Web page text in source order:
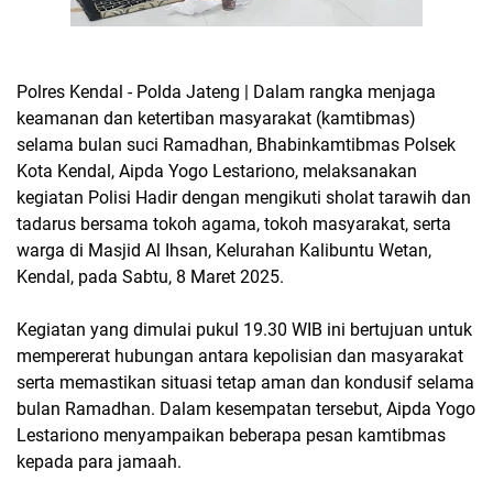
Polres Kendal - Polda Jateng | Dalam rangka menjaga
keamanan dan ketertiban masyarakat (kamtibmas)
selama bulan suci Ramadhan, Bhabinkamtibmas Polsek
Kota Kendal, Aipda Yogo Lestariono, melaksanakan
kegiatan Polisi Hadir dengan mengikuti sholat tarawih dan
tadarus bersama tokoh agama, tokoh masyarakat, serta
warga di Masjid Al Ihsan, Kelurahan Kalibuntu Wetan,
Kendal, pada Sabtu, 8 Maret 2025.
Kegiatan yang dimulai pukul 19.30 WIB ini bertujuan untuk
mempererat hubungan antara kepolisian dan masyarakat
serta memastikan situasi tetap aman dan kondusif selama
bulan Ramadhan. Dalam kesempatan tersebut, Aipda Yogo
Lestariono menyampaikan beberapa pesan kamtibmas
kepada para jamaah.